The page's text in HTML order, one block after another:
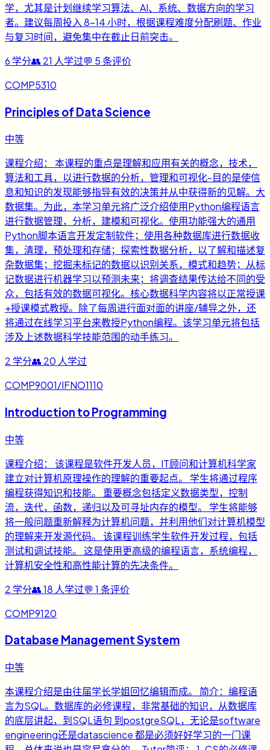
学，尤其是计划继续学习算法、AI、系统、数据方向的学习
者。建议每周投入 8-14 小时，根据课程难度分配刷题、作业
与复习时间，避免集中在截止日前突击。
6 学分👥 21 人学过💬 5条评价
COMP5310
Principles of Data Science
中等
课程介绍： 本课程的重点是理解和应用有关的概念，技术，
算法和工具，以进行数据的分析，管理和可视化-目的是使信
息和知识的发现能够指导有效的决策并从中获得新的见解。大
数据集。为此，本学习单元将广泛介绍使用Python编程语言
进行数据管理，分析，建模和可视化。使用功能强大的通用
Python脚本语言开发定制软件；使用各种数据库进行数据收
集，清理，预处理和存储；探索性数据分析，以了解和描述复
杂数据集；挖掘未标记的数据以识别关系，模式和趋势；从标
记数据进行机器学习以预测未来；将调查结果传达给不同的受
众，包括有效的数据可视化。核心数据科学内容将以正常授课
+授课模式教授。除了每周进行面对面的讲座/辅导之外，还
将通过在线学习平台来教授Python编程。该学习单元将包括
涉及上述数据科学技能范围的动手练习。
2 学分👥 20 人学过
COMP9001/IFNO1110
Introduction to Programming
中等
课程介绍： 该课程是软件开发人员，IT顾问和计算机科学家
建立对计算机原理操作的理解的重要起点。 学生将通过程序
编程获得知识和技能。 重要概念包括定义数据类型，控制
流，迭代，函数，递归以及可寻址内存的模型。 学生将能够
将一般问题重新解释为计算机问题，并利用他们对计算机模型
的理解来开发源代码。 该课程训练学生软件开发过程，包括
测试和调试技能。 这是使用更高级的编程语言，系统编程，
计算机安全性和高性能计算的先决条件。
2 学分👥18 人学过💬 1 条评价
COMP9120
Database Management System
中等
本课程介绍是由往届学长学姐回忆编辑而成。 简介：编程语
言为SQL。数据库的必修课程，非常基础的知识，从数据库
的底层讲起，到SQL语句 到postgreSQL，无论是software
engineering还是datascience 都是必须好好学习的一门课